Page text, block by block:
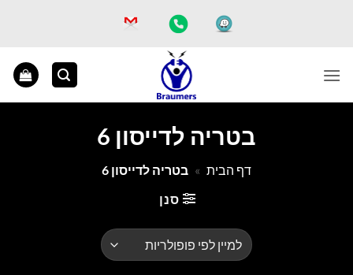
בטריה לדייסון 6
דף הבית » בטריה לדייסון 6
סנן